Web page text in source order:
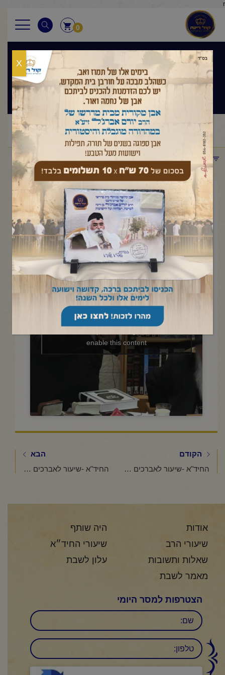
r
0
פרשת שבוע
ראשי שיעורי החיד"א/פרשת שבוע /
החיד"א -שיעור לאברכים
פרשת "חקת" עם הרב בניהו שמואלי שליט"א-ג' תמוז תשפ"ג
תפריט קטגוריות
החיד"א -שיעור לאברכים פרשת
"חקת" עם הרב בניהו שמואלי
שליט"א-ג' תמוז תשפ"ג
enable this content
הקודם
החיד"א -שיעור לאברכים פרשת-"שלח לך"-י"ט סיון תשפ"ג
הבא
החיד"א -שיעור לאברכים פרשת "בלק"-י' תמוז תשפ"ג
אודות
היה שותף
שיעורי הרב
שיעורי החיד״א
שאלות ותשובות
עלון לשבת
מאמר לשבת
הצטרפות למסר היומי
שם
טלפון:
X